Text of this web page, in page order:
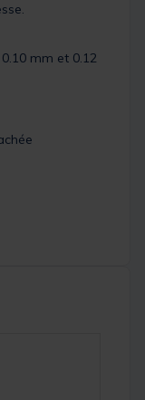
mm et 0.12